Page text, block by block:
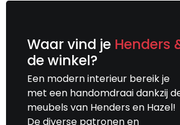
Waar vind je Henders
de winkel?
Een modern interieur bereik je
met een handomdraai dankzij
meubels van Henders en Hazel!
De diverse patronen en